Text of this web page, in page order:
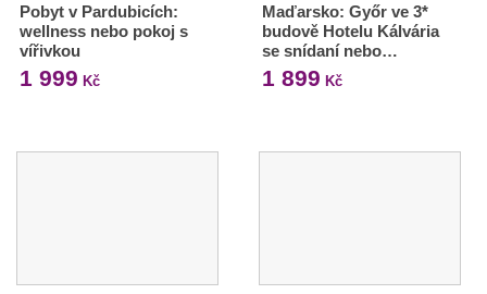
Pobyt v Pardubicích:
wellness nebo pokoj s
vířivkou
1 999 Kč
Maďarsko: Győr ve 3*
budově Hotelu Kálvária
se snídaní nebo…
1 899 Kč